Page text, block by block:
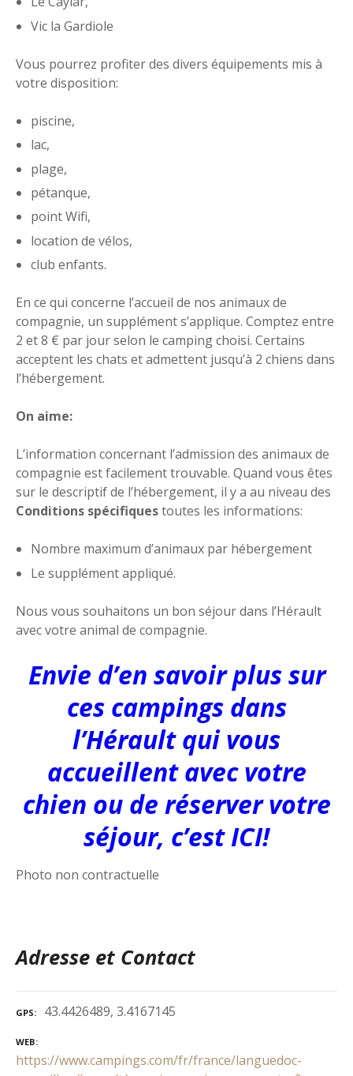
Vic la Gardiole
Vous pourrez profiter des divers équipements mis à
votre disposition:
piscine,
lac,
plage,
pétanque,
point Wifi,
location de vélos,
club enfants.
En ce qui concerne l’accueil de nos animaux de
compagnie, un supplément s’applique. Comptez entre
2 et 8 € par jour selon le camping choisi. Certains
acceptent les chats et admettent jusqu’à 2 chiens dans
l’hébergement.
On aime:
L’information concernant l’admission des animaux de
compagnie est facilement trouvable. Quand vous êtes
sur le descriptif de l’hébergement, il y a au niveau des
Conditions spécifiquestoutes les informations:
Nombre maximum d’animaux par hébergement
Le supplément appliqué.
Nous vous souhaitons un bon séjour dans l’Hérault
avec votre animal de compagnie.
Envie d’en savoir plus sur
ces campings dans
l’Hérault qui vous
accueillent avec votre
chien ou de réserver votre
séjour, c’est ICI!
Photo non contractuelle
Adresse et Contact
GPS 43.4426489, 3.4167145
WEB
https://www.campings.com/fr/france/languedoc-